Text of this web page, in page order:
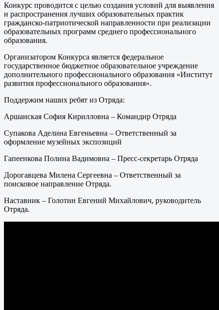
Конкурс проводится с целью создания условий для выявления
и распространения лучших образовательных практик
гражданско-патриотической направленности при реализации
образовательных программ среднего профессионального
образования.
Организатором Конкурса является федеральное
государственное бюджетное образовательное учреждение
дополнительного профессионального образования «Институт
развития профессионального образования».
Поддержим наших ребят из Отряда:
Аршанская София Кирилловна – Командир Отряда
Супакова Аделина Евгеньевна – Ответственный за
оформление музейных экспозиций
Гапеенкова Полина Вадимовна – Пресс-секретарь Отряда
Дорогавцева Милена Сергеевна – Ответственный за
поисковое направление Отряда.
Наставник – Голотин Евгений Михайлович, руководитель
Отряда.